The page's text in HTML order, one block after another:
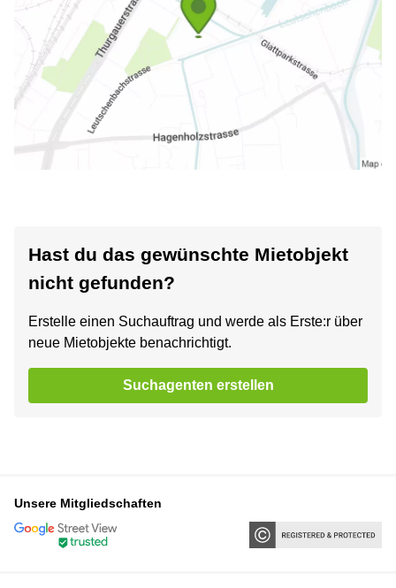
Hast du das gewünschte Mietobjekt
nicht gefunden?
Erstelle einen Suchauftrag und werde als Erste:r über
neue Mietobjekte benachrichtigt.
Suchagenten erstellen
Unsere Mitgliedschaften